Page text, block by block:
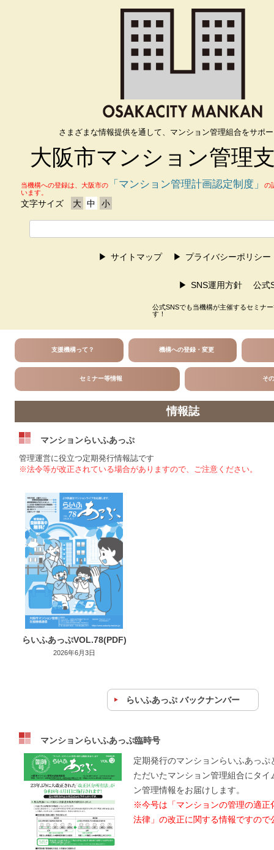
さまざまな情報提供を通して、マンション管理組合をサポ
大阪市マンション管理
当機構への登録は、大阪市の 「マンション管理計画認定制度」
の
います。
文字サイズ 大 中 小
サイトマップ プライバシーポリシー
SNS運用方針 公式
公式SNSでも当機構が主催するセミナ
す！
支援機構って？ 機構への登録・変更
セミナー等情報 そ
情報誌
マンションらいふあっぷ
管理運営に役立つ定期発行情報誌です
※法令等が改正されている場合がありますので、ご注意ください。
らいふあっぷVOL.78(PDF)
2026年6月3日
らいふあっぷ バックナンバー
マンションらいふあっぷ臨時号
定期発行のマンションらいふあっぷ
ただいたマンション管理組合にタイ
ン管理情報をお届けします。
※今号は「マンションの管理の適正
法律」の改正に関する情報ですので